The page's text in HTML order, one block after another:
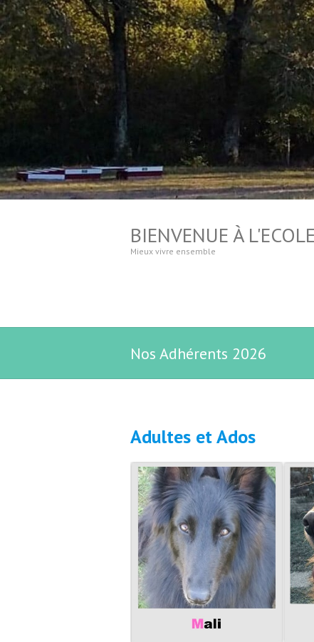
BIENVENUE À
Mieux vivre ensemble
Nos Adhérents 2026
Adultes et Ados